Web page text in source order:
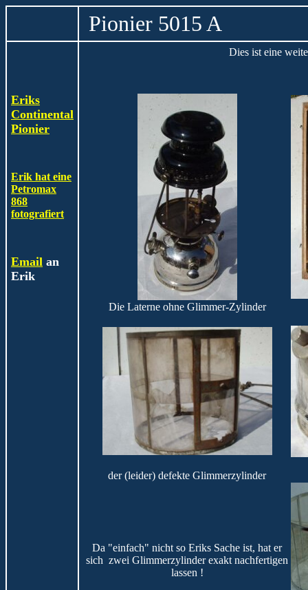
Pionier 5015 A
Eriks
Continental
Pionier
Erik hat eine
Petromax
868
fotografiert
Email an
Erik
Dies ist eine
Die Laterne ohne Glimmer-Zylinder
der (leider) defekte Glimmerzylinder
Da "einfach" nicht so Eriks Sache ist, hat er
sich zwei Glimmerzylinder exakt nachfertigen
lassen !